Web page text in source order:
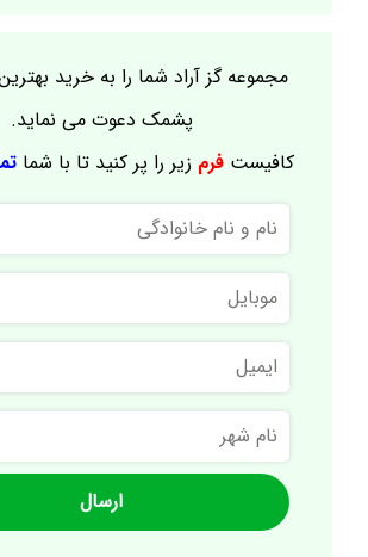
مجموعه گز آراد شما را به خرید
پشمک دعوت می نماید.
کافیستفرم زیر را پر کنید تا با شما
نام
و
نام
خانوادگی
موبایل
ایمیل
نام
شهر